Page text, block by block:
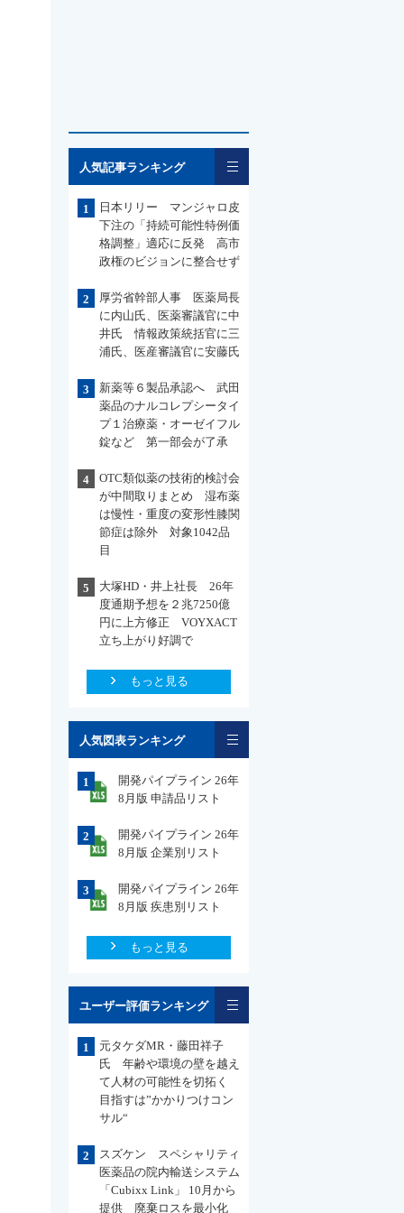
人気記事ランキング
1
日本リリー マンジャロ皮
下注の「持続可能性特例価
格調整」適応に反発 高市
政権のビジョンに整合せず
2
厚労省幹部人事 医薬局長
に内山氏、医薬審議官に中
井氏 情報政策統括官に三
浦氏、医産審議官に安藤氏
3
新薬等６製品承認へ 武田
薬品のナルコレプシータイ
プ１治療薬・オーゼイフル
錠など 第一部会が了承
4
OTC類似薬の技術的検討会
が中間取りまとめ 湿布薬
は慢性・重度の変形性膝関
節症は除外 対象1042品
目
5
大塚HD・井上社長 26年
度通期予想を２兆7250億
円に上方修正 VOYXACT
立ち上がり好調で
もっと見る
人気図表ランキング
1
開発パイプライン 26年
8月版 申請品リスト
2
開発パイプライン 26年
8月版 企業別リスト
3
開発パイプライン 26年
8月版 疾患別リスト
もっと見る
ユーザー評価ランキング
1
元タケダMR・藤田祥子
氏 年齢や環境の壁を越え
て人材の可能性を切拓く
目指すは”かかりつけコン
サル“
2
スズケン スペシャリティ
医薬品の院内輸送システム
「Cubixx Link」 10月から
提供 廃棄ロスを最小化